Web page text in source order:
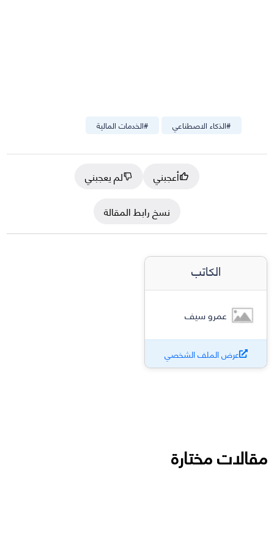
#الخدمات المالية #الذكاء الاصطناعي
أعجبني
لم يعجبني
نسخ رابط المقالة
الكاتب
عمرو سيف
عرض الملف الشخصي
مقالات مختارة